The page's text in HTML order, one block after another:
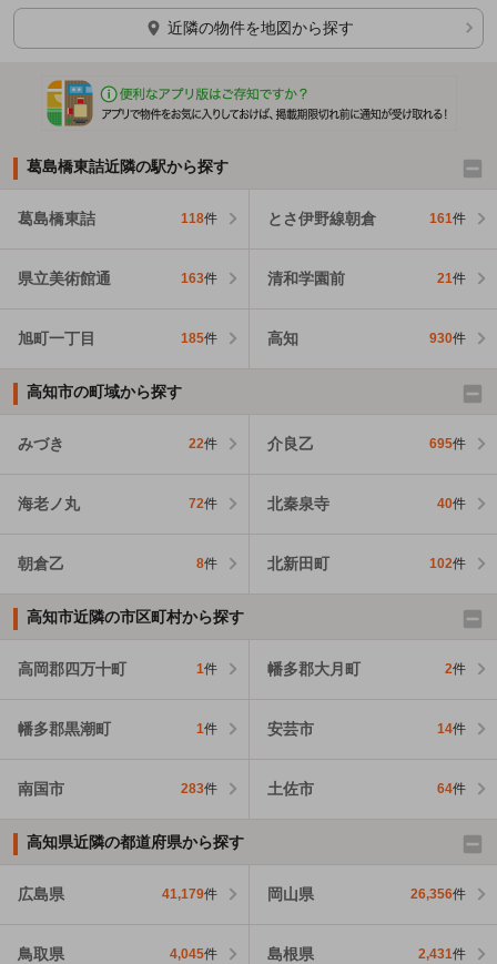
近隣の物件を地図から探す
葛島橋東詰近隣の駅から探す
葛島橋東詰 118件 とさ伊野線朝倉 161件
県立美術館通 163件 清和学園前 21件
旭町一丁目 185件 高知 930件
高知市の町域から探す
みづき 22件 介良乙 695件
海老ノ丸 72件 北秦泉寺 40件
朝倉乙 8件 北新田町 102件
高知市近隣の市区町村から探す
高岡郡四万十町 1件 幡多郡大月町 2件
幡多郡黒潮町 1件 安芸市 14件
南国市 283件 土佐市 64件
高知県近隣の都道府県から探す
広島県 41,179件 岡山県 26,356件
鳥取県 4,045件 島根県 2,431件